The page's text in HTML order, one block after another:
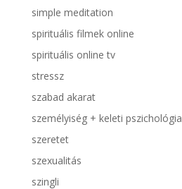
simple meditation
spirituális filmek online
spirituális online tv
stressz
szabad akarat
személyiség + keleti pszichológia
szeretet
szexualitás
szingli